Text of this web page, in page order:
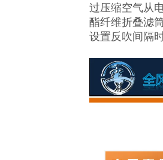
过压缩空气从
酯纤维折叠滤
设置反吹间隔